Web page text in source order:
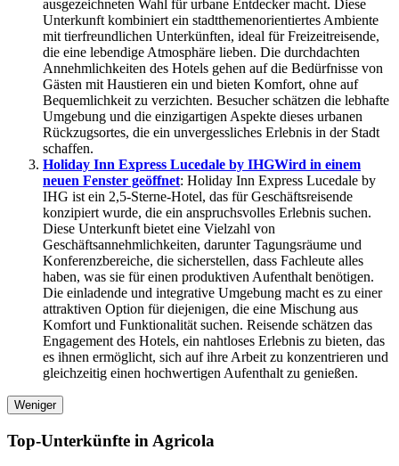
ausgezeichneten Wahl für urbane Entdecker macht. Diese
Unterkunft kombiniert ein stadtthemenorientiertes Ambiente
mit tierfreundlichen Unterkünften, ideal für Freizeitreisende,
die eine lebendige Atmosphäre lieben. Die durchdachten
Annehmlichkeiten des Hotels gehen auf die Bedürfnisse von
Gästen mit Haustieren ein und bieten Komfort, ohne auf
Bequemlichkeit zu verzichten. Besucher schätzen die lebhafte
Umgebung und die einzigartigen Aspekte dieses urbanen
Rückzugsortes, die ein unvergessliches Erlebnis in der Stadt
schaffen.
Holiday Inn Express Lucedale by IHGWird in einem
neuen Fenster geöffnet: Holiday Inn Express Lucedale by
IHG ist ein 2,5-Sterne-Hotel, das für Geschäftsreisende
konzipiert wurde, die ein anspruchsvolles Erlebnis suchen.
Diese Unterkunft bietet eine Vielzahl von
Geschäftsannehmlichkeiten, darunter Tagungsräume und
Konferenzbereiche, die sicherstellen, dass Fachleute alles
haben, was sie für einen produktiven Aufenthalt benötigen.
Die einladende und integrative Umgebung macht es zu einer
attraktiven Option für diejenigen, die eine Mischung aus
Komfort und Funktionalität suchen. Reisende schätzen das
Engagement des Hotels, ein nahtloses Erlebnis zu bieten, das
es ihnen ermöglicht, sich auf ihre Arbeit zu konzentrieren und
gleichzeitig einen hochwertigen Aufenthalt zu genießen.
Weniger
Top-Unterkünfte in Agricola